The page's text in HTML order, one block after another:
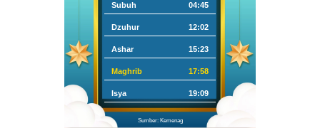
Subuh 04:45
Dzuhur 12:02
Ashar 15:23
Maghrib 17:58
Isya 19:09
Sumber: Kemenag